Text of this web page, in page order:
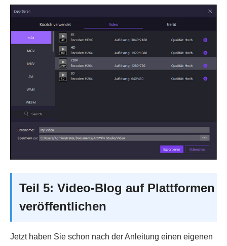
Teil 5: Video-Blog auf Plattformen
veröffentlichen
Jetzt haben Sie schon nach der Anleitung einen eigenen